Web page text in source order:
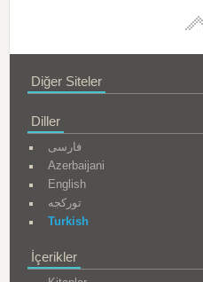
Diğer Siteler
Diller
فارسی
Azerbaijani
English
تورکجه
Turkish
İçerikler